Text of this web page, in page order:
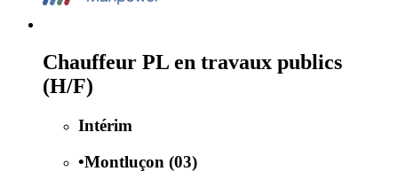
Chauffeur PL en travaux publics
(H/F)
Intérim
•Montluçon (03)